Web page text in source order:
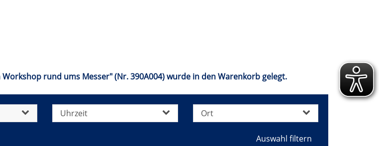
rund ums Messer" (Nr. 390A004) wurde in den Warenkorb gelegt.
Uhrzeit Ort